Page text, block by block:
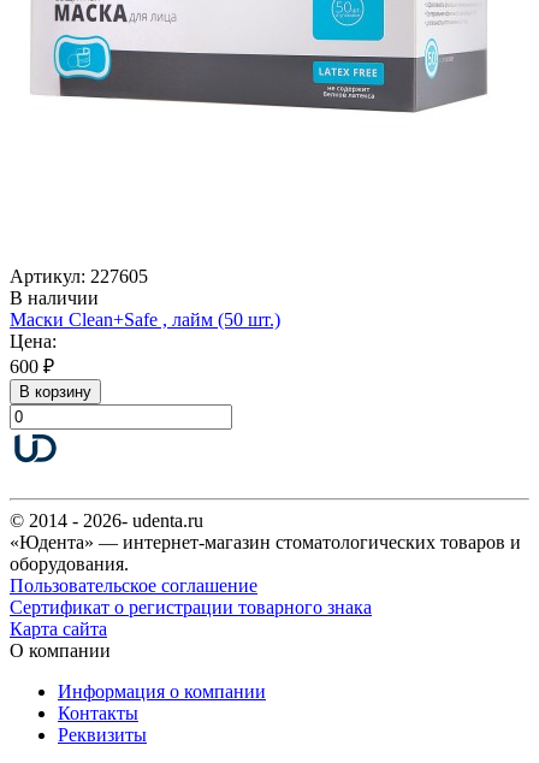
Артикул: 227605
В наличии
Маски Clean+Safe , лайм (50 шт.)
Цена:
600 ₽
В корзину
© 2014 - 2026- udenta.ru
«Юдента» — интернет-магазин стоматологических товаров и
оборудования.
Пользовательское соглашение
Сертификат о регистрации товарного знака
Карта сайта
О компании
Информация о компании
Контакты
Реквизиты